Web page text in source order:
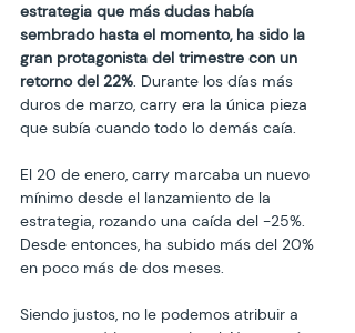
estrategia que más dudas había
sembrado hasta el momento, ha sido la
gran protagonista del trimestre con un
retorno del 22%. Durante los días más
duros de marzo, carry era la única pieza
que subía cuando todo lo demás caía.
El 20 de enero, carry marcaba un nuevo
mínimo desde el lanzamiento de la
estrategia, rozando una caída del -25%.
Desde entonces, ha subido más del 20%
en poco más de dos meses.
Siendo justos, no le podemos atribuir a